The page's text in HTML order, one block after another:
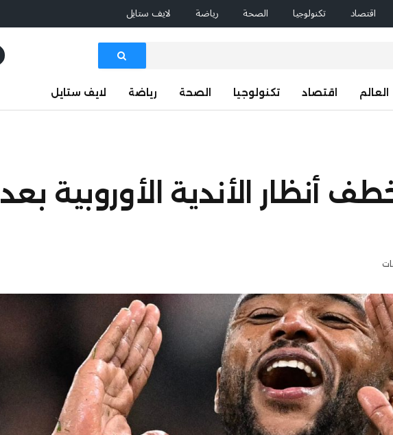
اقتصاد تكنولوجيا الصحة رياضة لايف ستايل
العالم اقتصاد تكنولوجيا الصحة رياضة لايف ستايل
أنظار الأندية الأوروبية بعد